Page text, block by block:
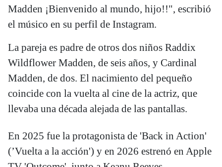
Madden ¡Bienvenido al mundo, hijo!!", escribió
el músico en su perfil de Instagram.
La pareja es padre de otros dos niños Raddix
Wildflower Madden, de seis años, y Cardinal
Madden, de dos. El nacimiento del pequeño
coincide con la vuelta al cine de la actriz, que
llevaba una década alejada de las pantallas.
En 2025 fue la protagonista de 'Back in Action'
(’Vuelta a la acción') y en 2026 estrenó en Apple